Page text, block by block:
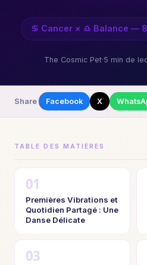
♋ Cancer × ♎ Balance —
The Cosmic Pet·5 min de
Share Facebook X
TABLE DES MATIÈRES
Premières Vibrations et
Quotidien Partagé : Une
Danse Délicate